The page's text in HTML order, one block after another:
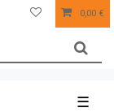
0,00 €
☰